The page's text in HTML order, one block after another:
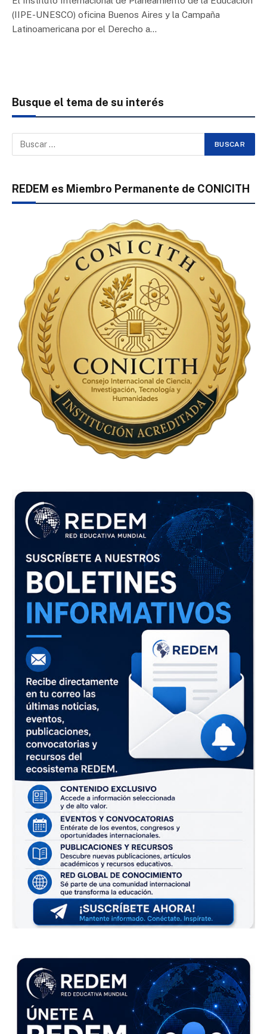
(IIPE-UNESCO) oficina Buenos Aires y la Campaña
Latinoamericana por el Derecho a…
Busque el tema de su interés
REDEM es Miembro Permanente de CONICITH